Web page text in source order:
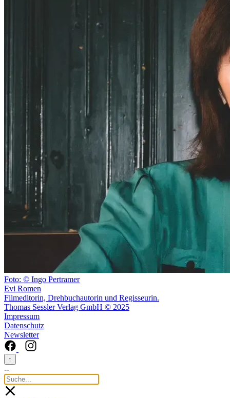
Foto: © Ingo Pertramer
Evi Romen
Filmeditorin, Drehbuchautorin und Regisseurin.
Thomas Sessler Verlag GmbH © 2025
Impressum
Datenschutz
Newsletter
↑
--